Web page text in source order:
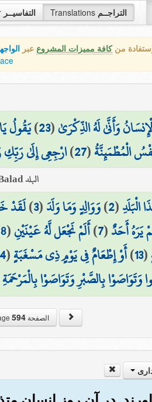
التفاسيــر Translations التراجــم
منكافة مميزات المشروع عبر
وَأَنَّىٰ لَهُ الذِّكْرَىٰ(
23
)يَقُولُ
الْمُطْمَئِنَّةُ(
27
)ارْجِعِي إِلَىٰ
البلد Al-Balad
(
2
)وَوَالِدٍ وَمَا وَلَدَ(
3
)لَقَدْ
أَحَدٌ(
7
)أَلَمْ نَجْعَل لَّهُ عَيْنَيْنِ(
8
(
13
)أَوْ إِطْعَامٌ فِي يَوْمٍ ذِي مَسْغَبَةٍ(
وَتَوَاصَوْا بِالصَّبْرِ وَتَوَاصَوْا بِالْمَرْحَمَةِ
الصفحة Page594